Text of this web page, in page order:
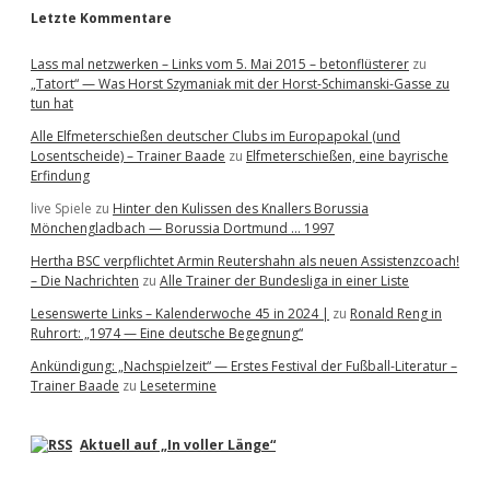
Letzte Kommentare
Lass mal netzwerken – Links vom 5. Mai 2015 – betonflüsterer zu
„Tatort“ — Was Horst Szymaniak mit der Horst-Schimanski-Gasse zu
tun hat
Alle Elfmeterschießen deutscher Clubs im Europapokal (und
Losentscheide) – Trainer Baade zu Elfmeterschießen, eine bayrische
Erfindung
live Spiele zu Hinter den Kulissen des Knallers Borussia
Mönchengladbach — Borussia Dortmund … 1997
Hertha BSC verpflichtet Armin Reutershahn als neuen Assistenzcoach!
– Die Nachrichten zu Alle Trainer der Bundesliga in einer Liste
Lesenswerte Links – Kalenderwoche 45 in 2024 | zu Ronald Reng in
Ruhrort: „1974 — Eine deutsche Begegnung“
Ankündigung: „Nachspielzeit“ — Erstes Festival der Fußball-Literatur –
Trainer Baade zu Lesetermine
Aktuell auf „In voller Länge“